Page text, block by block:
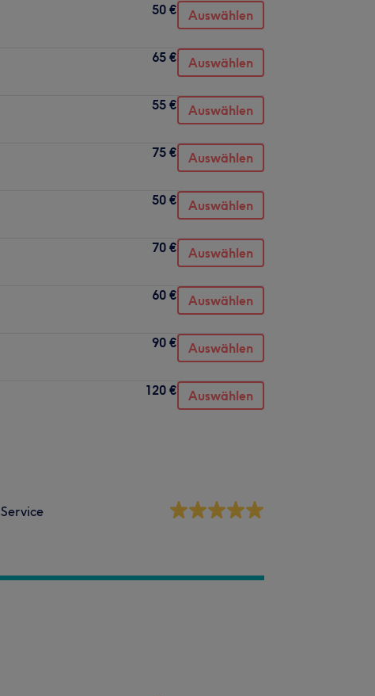
50 € Auswählen
65 € Auswählen
55 € Auswählen
75 € Auswählen
50 € Auswählen
70 € Auswählen
60 € Auswählen
90 € Auswählen
120 € Auswählen
Service